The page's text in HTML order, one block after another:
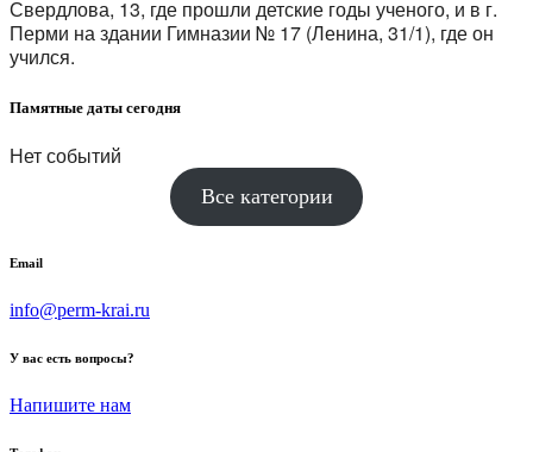
Свердлова, 13, где прошли детские годы ученого, и в г.
Перми на здании Гимназии № 17 (Ленина, 31/1), где он
учился.
Памятные даты сегодня
Нет событий
Все категории
Email
info@perm-krai.ru
У вас есть вопросы?
Напишите нам